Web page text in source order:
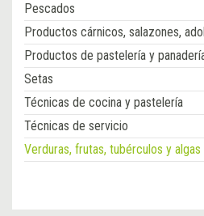
Pescados
Productos cárnicos, salazones,
Productos de pastelería y
Setas
Técnicas de cocina y pastelería
Técnicas de servicio
Verduras, frutas, tubérculos y algas